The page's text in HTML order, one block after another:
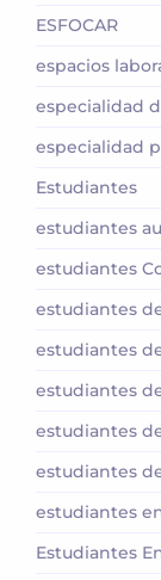
ESFOCAR
espacios
especialidad
especialidad
Estudiantes
estudiantes
estudiantes
estudiantes
estudiantes
estudiantes
estudiantes
estudiantes
estudiantes
Estudiantes